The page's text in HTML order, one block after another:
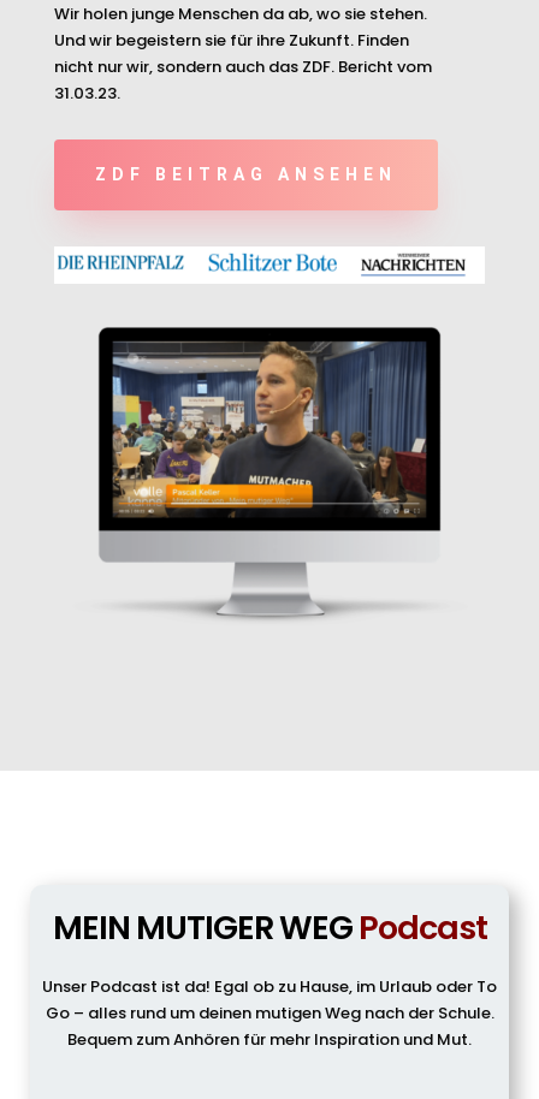
Wir holen junge Menschen da ab, wo sie stehen.
Und wir begeistern sie für ihre Zukunft. Finden
nicht nur wir, sondern auch das ZDF. Bericht vom
31.03.23.
ZDF BEITRAG ANSEHEN
MEIN MUTIGER WEGPodcast
Unser Podcast ist da! Egal ob zu Hause, im Urlaub oder To
Go – alles rund um deinen mutigen Weg nach der Schule.
Bequem zum Anhören für mehr Inspiration und Mut.